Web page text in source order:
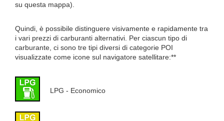
su questa mappa).
Quindi, è possibile distinguere visivamente e rapidamente tra
i vari prezzi di carburanti alternativi. Per ciascun tipo di
carburante, ci sono tre tipi diversi di categorie POI
visualizzate come icone sul navigatore satellitare:**
LPG - Economico